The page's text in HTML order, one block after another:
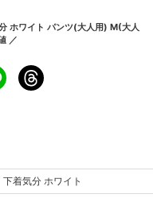
ホワイト パンツ(大人用) M(大人
／
下着気分 ホワイト